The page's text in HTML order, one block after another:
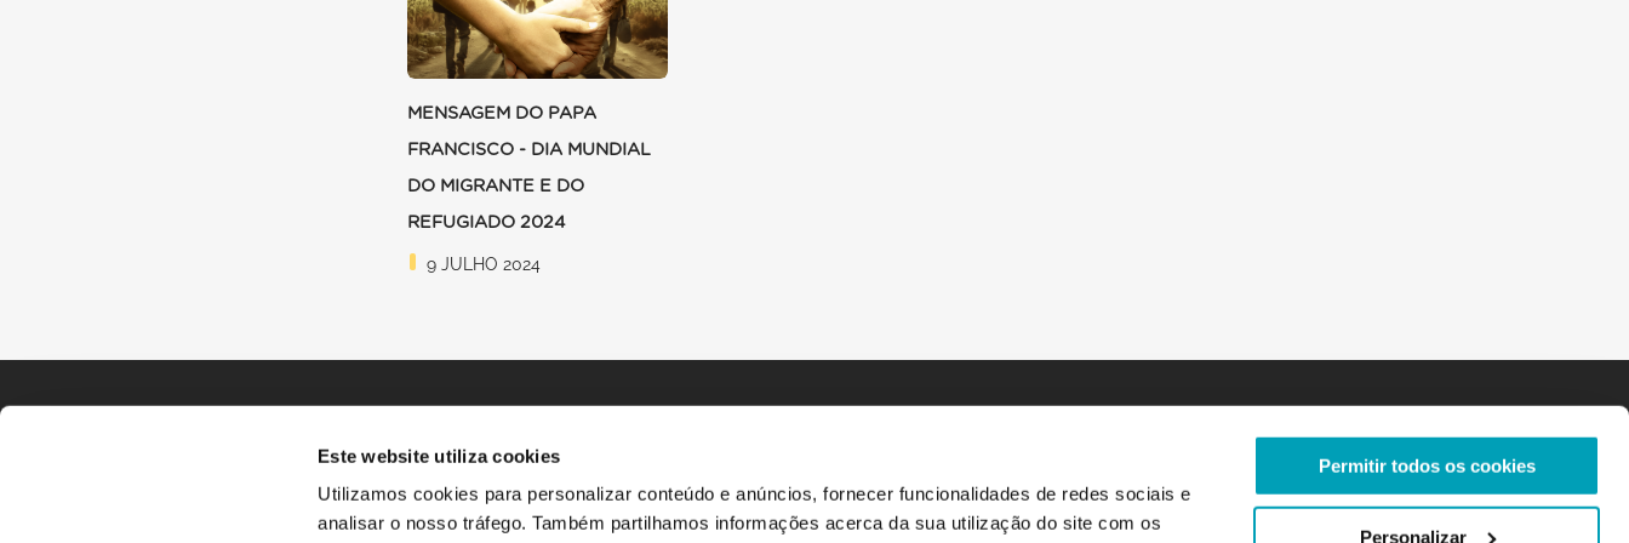
Este website utiliza cookies
Utilizamos cookies para personalizar conteúdo e anúncios, fornecer funcionalidades de redes sociais e
analisar o nosso tráfego. Também partilhamos informações acerca da sua utilização do site com os
Permitir todos os cookies
Personalizar
MENSAGEM DO PAPA
FRANCISCO - DIA MUNDIAL
DO MIGRANTE E DO
REFUGIADO 2024
9 JULHO 2024